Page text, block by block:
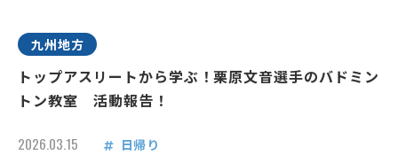
九州地方
トップアスリートから学ぶ！栗原文音選手のバドミン
トン教室 活動報告！
2026.03.15 日帰り